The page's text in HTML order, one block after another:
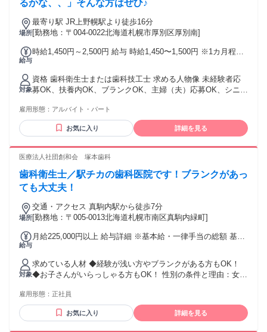
るかな、、」そんな方はぜひ♪
場所
最寄り駅 JR上野幌駅より徒歩16分
[勤務地：〒004-0022北海道札幌市厚別区厚別南]
給与
時給1,450円～2,500円 給与 時給1,450〜1,500円 ※1カ月程度
談
対象
資格 歯科衛生士または歯科技工士 求める人物像 未経験者応
募OK、扶養内OK、ブランクOK、主婦（夫）応募OK、シニア
の勤務経験や知識がなくても心配要りません。 ※矯正歯科が
未経験スタートのスタッフも活躍しています。
雇用形態： アルバイト・パート
お気に入り 詳細を見る
医療法人社団創和会 塚本歯科
歯科衛生士／駅チカの歯科医院です！ブランクがあっ
ても大丈夫！
場所
交通・アクセス 真駒内駅から徒歩7分
[勤務地：〒005-0013北海道札幌市南区真駒内緑町]
給与
月給225,000円以上 給与詳細 ※基本給・一律手当の総額 基本
律で支払われる通勤・皆勤・家族手当金額：あり 1ヶ月あたり
5000円 〜 1万円 全員に一律で支払われるその他手当金額：な
し 各種手当あり、昇給あり
対象
求めている人材 ◆経験が浅い方やブランクがある方もOK！
◆お子さんがいらっしゃる方もOK！ 性別の条件と理由：女性
雇用形態： 正社員
お気に入り 詳細を見る